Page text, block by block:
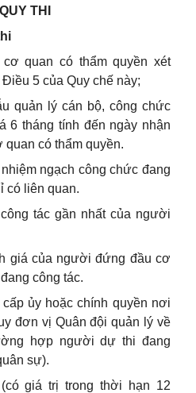
THI
quan có thẩm quyền xét
5 của Quy chế này;
quản lý cán bộ, công chức
6 tháng tính đến ngày nhận
quan có thẩm quyền.
ngạch công chức đang
có liên quan.
tác gần nhất của người
giá của người đứng đầu cơ
công tác.
ủy hoặc chính quyền nơi
đơn vị Quân đội quản lý về
hợp người dự thi đang
sự).
giá trị trong thời hạn 12